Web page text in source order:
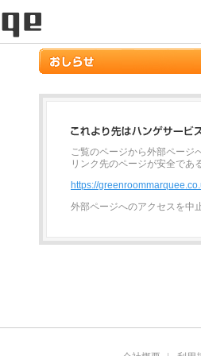
ご覧のページから外部ページ
リンク先のページが安全であ
https://
外部ページへのアクセスを中